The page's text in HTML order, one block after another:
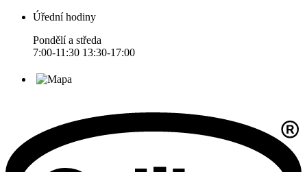
Úřední hodiny
Pondělí a středa
7:00-11:30 13:30-17:00